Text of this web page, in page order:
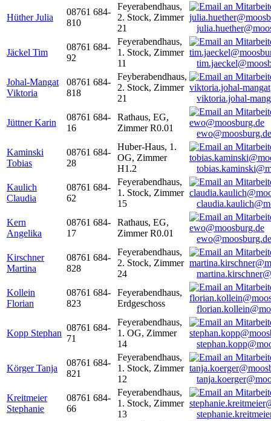
Hüther Julia
08761 684-
810
Feyerabendhaus,
2. Stock, Zimmer
21
Jäckel Tim
08761 684-
92
Feyerabendhaus,
1. Stock, Zimmer
11
Johal-Mangat
Viktoria
08761 684-
818
Feyberabendhaus,
2. Stock, Zimmer
21
viktoria.johal-
Jüttner Karin
08761 684-
16
Rathaus, EG,
Zimmer R0.01
ewo@moosburg.de
Kaminski
Tobias
08761 684-
28
Huber-Haus, 1.
OG, Zimmer
H1.2
Kaulich
Claudia
08761 684-
62
Feyerabendhaus,
1. Stock, Zimmer
15
Kern
Angelika
08761 684-
17
Rathaus, EG,
Zimmer R0.01
ewo@moosburg.de
Kirschner
Martina
08761 684-
828
Feyerabendhaus,
2. Stock, Zimmer
24
Kollein
Florian
08761 684-
823
Feyerabendhaus,
Erdgeschoss
Kopp Stephan
08761 684-
71
Feyerabendhaus,
1. OG, Zimmer
14
Körger Tanja
08761 684-
821
Feyerabendhaus,
1. Stock, Zimmer
12
Kreitmeier
Stephanie
08761 684-
66
Feyerabendhaus,
1. Stock, Zimmer
13